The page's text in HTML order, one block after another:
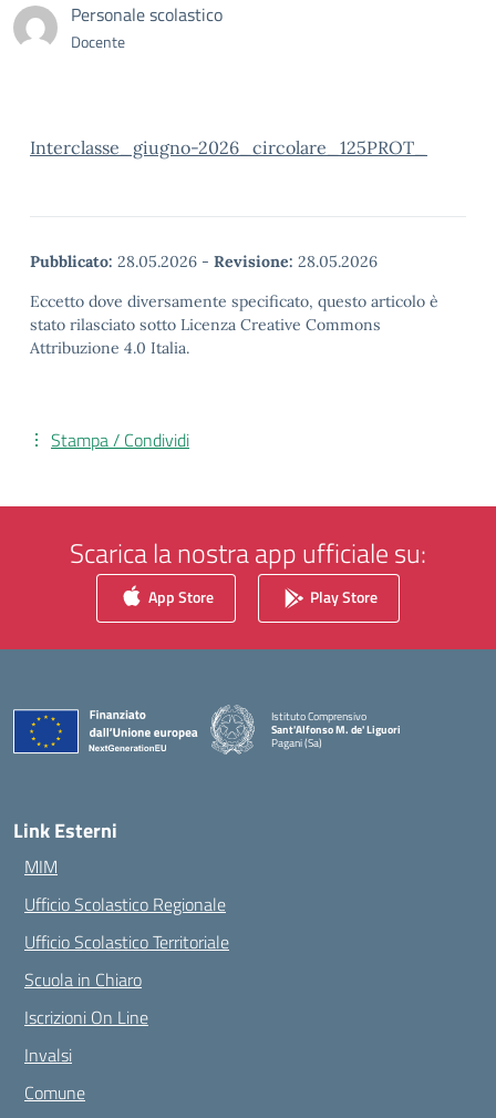
Personale scolastico
Docente
Interclasse_giugno-2026_circolare_125PROT_
Pubblicato: 28.05.2026 - Revisione: 28.05.2026
Eccetto dove diversamente specificato, questo articolo è
stato rilasciato sotto Licenza Creative Commons
Attribuzione 4.0 Italia.
Stampa / Condividi
Scarica la nostra app ufficiale su:
App Store Play Store
Istituto Comprensivo
Sant'Alfonso M. de' Liguori
Pagani (Sa)
— Visita la pagina iniziale della scuola
Link Esterni
MIM
Ufficio Scolastico Regionale
Ufficio Scolastico Territoriale
Scuola in Chiaro
Iscrizioni On Line
Invalsi
Comune